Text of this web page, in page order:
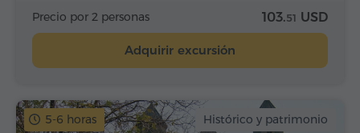
Precio por 2 personas 103.51 USD
Adquirir excursión
5-6 horas Histórico y patrimonio